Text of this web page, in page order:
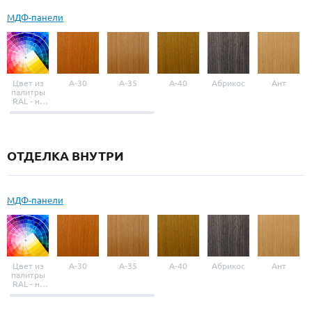
МДФ-панели
Цвет из
палитры
RAL - на
выбор
A-30 A-35 A-40 Абрикос Ант
ОТДЕЛКА ВНУТРИ
МДФ-панели
Цвет из
палитры
RAL - на
выбор
A-30 A-35 A-40 Абрикос Ант